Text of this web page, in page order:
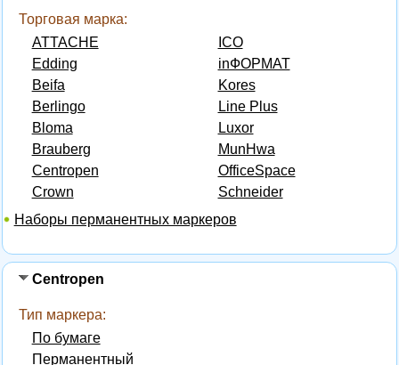
Торговая марка:
ATTACHE
Edding
Beifa
Berlingo
Bloma
Brauberg
Centropen
Crown
ICO
inФОРМАТ
Kores
Line Plus
Luxor
MunHwa
OfficeSpace
Schneider
Наборы перманентных маркеров
Centropen
Тип маркера:
По бумаге
Перманентный